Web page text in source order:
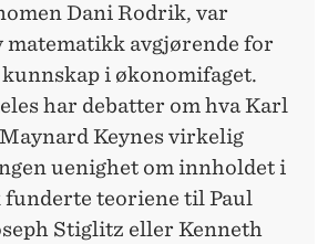
Dani Rodrik, var
avgjørende for
kunnskap i økonomifaget.
har debatter om hva Karl
Keynes virkelig
uenighet om innholdet i
funderte teoriene til Paul
Stiglitz eller Kenneth